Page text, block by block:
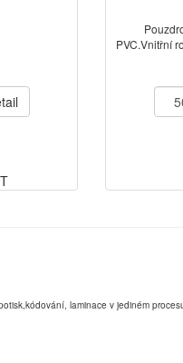
PVC.Vnitřní
laminace v jediném